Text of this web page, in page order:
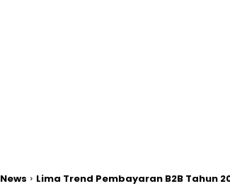
News Lima Trend Pembayaran B2B Tahun